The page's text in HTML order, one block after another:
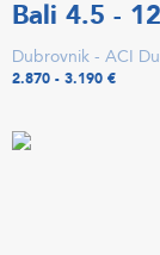
Bali 4.5 -
Dubrovnik - ACI
2.870 - 3.190 €